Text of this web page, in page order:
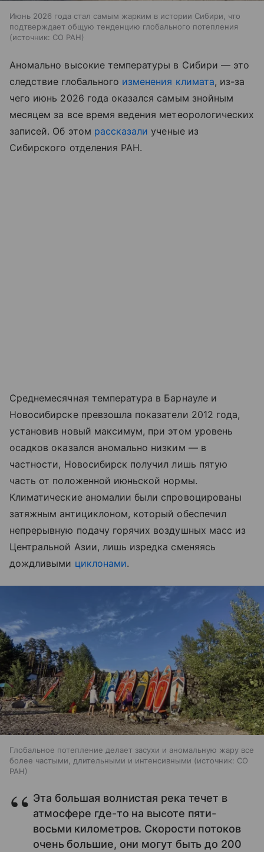
Июнь 2026 года стал самым жарким в истории Сибири, что
подтверждает общую тенденцию глобального потепления
источник: СО РАН
Аномально высокие температуры в Сибири — это
следствие глобального изменения климата, из-за
чего июнь 2026 года оказался самым знойным
месяцем за все время ведения метеорологических
записей. Об этом рассказали ученые из
Сибирского отделения РАН.
Среднемесячная температура в Барнауле и
Новосибирске превзошла показатели 2012 года,
установив новый максимум, при этом уровень
осадков оказался аномально низким — в
частности, Новосибирск получил лишь пятую
часть от положенной июньской нормы.
Климатические аномалии были спровоцированы
затяжным антициклоном, который обеспечил
непрерывную подачу горячих воздушных масс из
Центральной Азии, лишь изредка сменяясь
дождливыми циклонами.
Глобальное потепление делает засухи и аномальную жару все
более частыми, длительными и интенсивными
источник: СО
РАН
Эта большая волнистая река течет в
атмосфере где-то на высоте пяти-
восьми километров. Скорости потоков
очень большие, они могут быть до 200